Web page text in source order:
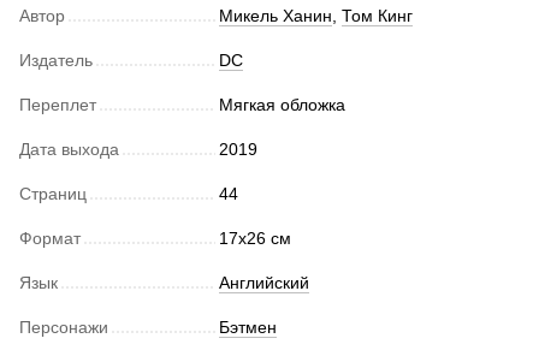
Автор Микель Ханин, Том Кинг
Издатель DC
Переплет Мягкая обложка
Дата выхода 2019
Страниц 44
Формат 17х26 см
Язык Английский
Персонажи Бэтмен